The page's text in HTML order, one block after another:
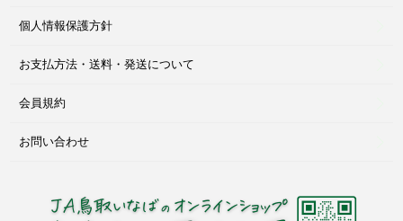
個人情報保護方針
お支払方法・送料・発送について
会員規約
お問い合わせ